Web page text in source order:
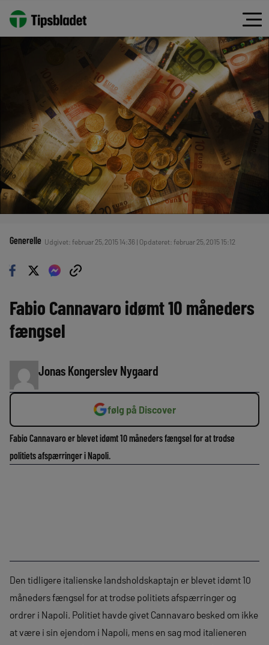
Generelle Udgivet: februar 25, 2015 14:36 | Opdateret: februar 25, 2015 15:12
Fabio Cannavaro idømt 10 måneders
fængsel
Jonas Kongerslev Nygaard
følg på Discover
Fabio Cannavaro er blevet idømt 10 måneders fængsel for at trodse
politiets afspærringer i Napoli.
Den tidligere italienske landsholdskaptajn er blevet idømt 10
måneders fængsel for at trodse politiets afspærringer og
ordrer i Napoli. Politiet havde givet Cannavaro besked om ikke
at være i sin ejendom i Napoli, mens en sag mod italieneren